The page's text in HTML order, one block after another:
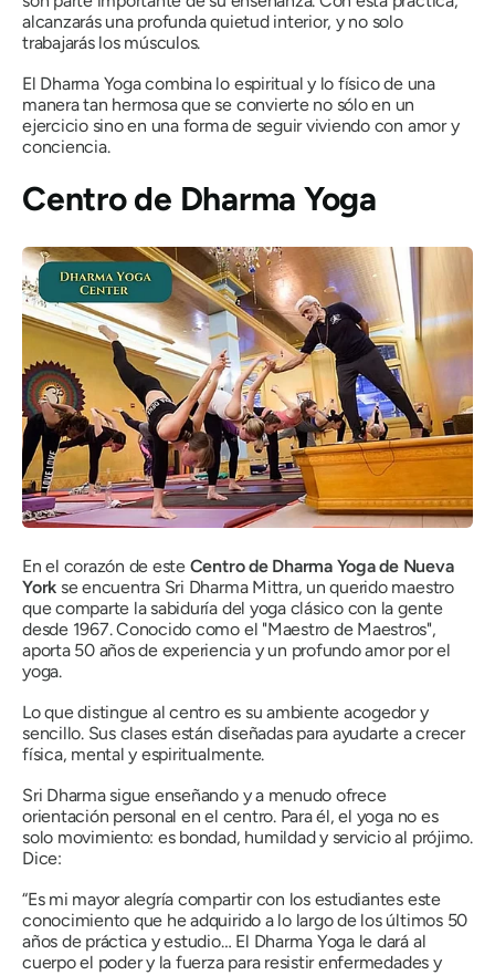
alcanzarás una profunda quietud interior, y no solo
trabajarás los músculos.
El Dharma Yoga combina lo espiritual y lo físico de una
manera tan hermosa que se convierte no sólo en un
ejercicio sino en una forma de seguir viviendo con amor y
conciencia.
Centro de Dharma Yoga
En el corazón de este Centro de Dharma Yoga de Nueva
York se encuentra Sri Dharma Mittra, un querido maestro
que comparte la sabiduría del yoga clásico con la gente
desde 1967. Conocido como el "Maestro de Maestros",
aporta 50 años de experiencia y un profundo amor por el
yoga.
Lo que distingue al centro es su ambiente acogedor y
sencillo. Sus clases están diseñadas para ayudarte a crecer
física, mental y espiritualmente.
Sri Dharma sigue enseñando y a menudo ofrece
orientación personal en el centro. Para él, el yoga no es
solo movimiento: es bondad, humildad y servicio al prójimo.
Dice:
“Es mi mayor alegría compartir con los estudiantes este
conocimiento que he adquirido a lo largo de los últimos 50
años de práctica y estudio… El Dharma Yoga le dará al
cuerpo el poder y la fuerza para resistir enfermedades y